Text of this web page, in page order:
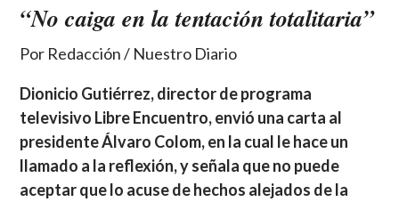
“No caiga en la tentación totalitaria”
Por Redacción / Nuestro Diario
Dionicio Gutiérrez, director de programa
televisivo Libre Encuentro, envió una carta al
presidente Álvaro Colom, en la cual le hace un
llamado a la reflexión, y señala que no puede
aceptar que lo acuse de hechos alejados de la